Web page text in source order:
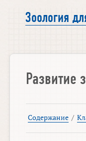
Зоология
Развитие
Содержание /